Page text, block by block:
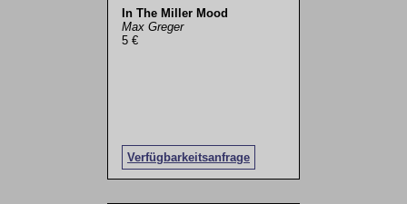
In The Miller Mood
Max Greger
5 €
Verfügbarkeitsanfrage